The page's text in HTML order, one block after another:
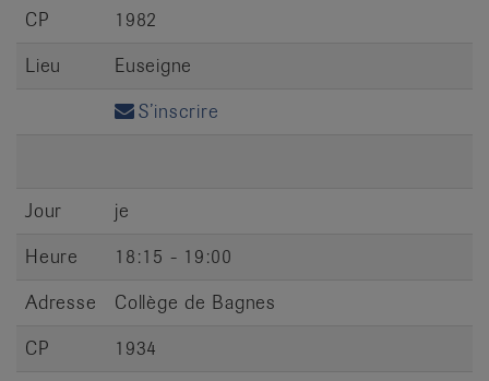
CP
1982
Lieu
Euseigne
S’inscrire
Jour
je
Heure
18:15 - 19:00
Adresse
Collège de Bagnes
CP
1934